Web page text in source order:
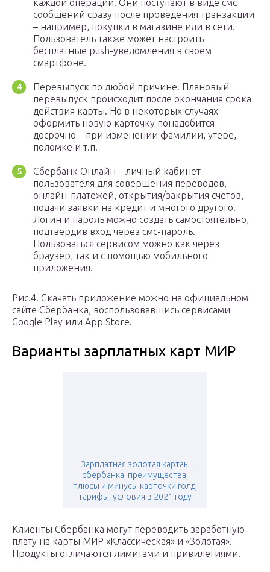
каждой операции. Они поступают в виде смс
сообщений сразу после проведения транзакции
– например, покупки в магазине или в сети.
Пользователь также может настроить
бесплатные push-уведомления в своем
смартфоне.
Перевыпуск по любой причине. Плановый
перевыпуск происходит после окончания срока
действия карты. Но в некоторых случаях
оформить новую карточку понадобится
досрочно – при изменении фамилии, утере,
поломке и т.п.
Сбербанк Онлайн – личный кабинет
пользователя для совершения переводов,
онлайн-платежей, открытия/закрытия счетов,
подачи заявки на кредит и многого другого.
Логин и пароль можно создать самостоятельно,
подтвердив вход через смс-пароль.
Пользоваться сервисом можно как через
браузер, так и с помощью мобильного
приложения.
Рис.4. Скачать приложение можно на официальном
сайте Сбербанка, воспользовавшись сервисами
Google Play или App Store.
Варианты зарплатных карт МИР
Зарплатная золотая картаы
сбербанка: преимущества,
плюсы и минусы карточки голд,
тарифы, условия в 2021 году
Клиенты Сбербанка могут переводить заработную
плату на карты МИР «Классическая» и «Золотая».
Продукты отличаются лимитами и привилегиями.